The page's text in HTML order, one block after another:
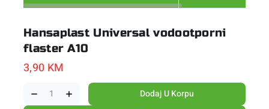
Hansaplast Universal vodootporni
flaster A10
3,90 KM
Dodaj U Korpu